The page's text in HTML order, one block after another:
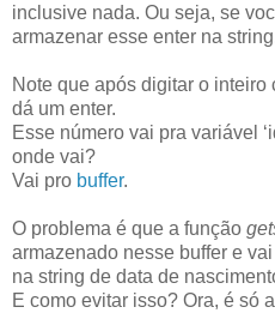
inclusive nada. Ou seja, se
armazenar esse enter na
Note que após digitar o
dá um enter.
Esse número vai pra variável
onde vai?
Vai pro buffer.
O problema é que a função
armazenado nesse buffer e
na string de data de
E como evitar isso? Ora, é só